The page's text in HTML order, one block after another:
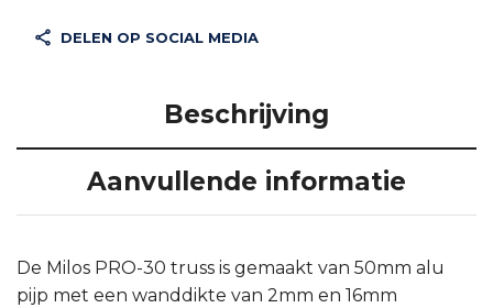
DELEN OP SOCIAL MEDIA
Beschrijving
Aanvullende informatie
De Milos PRO-30 truss is gemaakt van 50mm alu
pijp met een wanddikte van 2mm en 16mm